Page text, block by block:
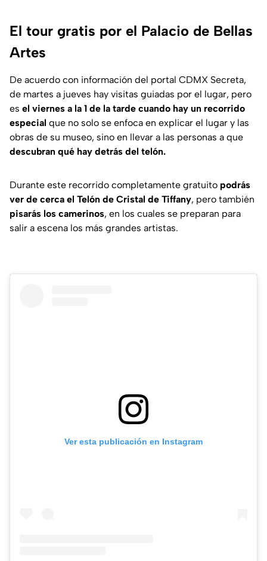
El tour gratis por el Palacio de Bellas
Artes
De acuerdo con información del portal CDMX Secreta,
de martes a jueves hay visitas guiadas por el lugar, pero
es el viernes a la 1 de la tarde cuando hay un recorrido
especial que no solo se enfoca en explicar el lugar y las
obras de su museo, sino en llevar a las personas a que
descubran qué hay detrás del telón.
Durante este recorrido completamente gratuito podrás
ver de cerca el Telón de Cristal de Tiffany, pero también
pisarás los camerinos, en los cuales se preparan para
salir a escena los más grandes artistas.
Ver esta publicación en Instagram